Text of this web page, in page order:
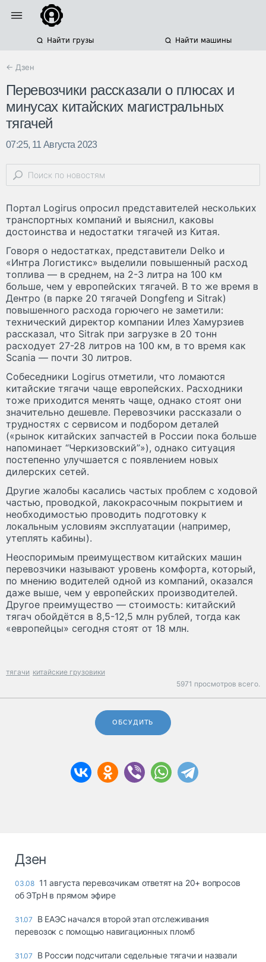
Найти грузы Найти машины
← Дзен
Перевозчики рассказали о плюсах и
минусах китайских магистральных
тягачей
07:25, 11 Августа 2023
Портал Logirus опросил представителей нескольких
транспортных компаний и выяснил, каковы
достоинства и недостатки тягачей из Китая.
Говоря о недостатках, представители Delko и
«Интра Логистикс» выделили повышенный расход
топлива — в среднем, на 2-3 литра на 100 км
больше, чем у европейских тягачей. В то же время в
Дентро (в парке 20 тягачей Dongfeng и Sitrak)
повышенного расхода горючего не заметили:
технический директор компании Илез Хамурзиев
рассказал, что Sitrak при загрузке в 20 тонн
расходует 27-28 литров на 100 км, в то время как
Scania — почти 30 литров.
Собеседники Logirus отметили, что ломаются
китайские тягачи чаще европейских. Расходники
тоже приходится менять чаще, однако стоят они
значительно дешевле. Перевозчики рассказали о
трудностях с сервисом и подбором деталей
(«рынок китайских запчастей в России пока больше
напоминает “Черкизовский”»), однако ситуация
постепенно улучшается с появлением новых
дилерских сетей.
Другие жалобы касались частых проблем с ходовой
частью, проводкой, лакокрасочным покрытием и
необходимостью проводить подготовку к
локальным условиям эксплуатации (например,
утеплять кабины).
Неоспоримым преимуществом китайских машин
перевозчики называют уровень комфорта, который,
по мнению водителей одной из компаний, оказался
даже выше, чем у европейских производителей.
Другое преимущество — стоимость: китайский
тягач обойдётся в 8,5-12,5 млн рублей, тогда как
«европейцы» сегодня стоят от 18 млн.
тягачи китайские грузовики
5971 просмотров всего.
ОБСУДИТЬ
Дзен
03.08 11 августа перевозчикам ответят на 20+ вопросов
об ЭТрН в прямом эфире
31.07
В ЕАЭС начался второй этап отслеживания
перевозок с помощью навигационных пломб
31.07
В России подсчитали седельные тягачи и назвали